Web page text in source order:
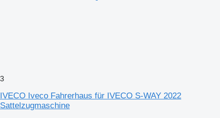
3
IVECO Iveco Fahrerhaus für IVECO S-WAY 2022
Sattelzugmaschine